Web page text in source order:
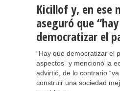
Kicillof y, en ese
aseguró que
democratizar el
“Hay que democratizar el
aspectos” y mencionó la
advirtió, de lo contrario
construir una sociedad